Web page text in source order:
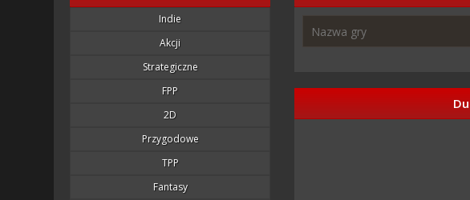
Indie
Akcji
Strategiczne
FPP
2D
Przygodowe
TPP
Fantasy